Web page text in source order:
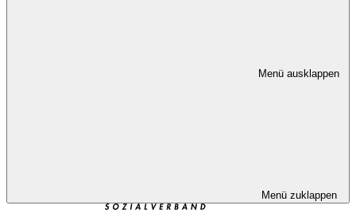
Menü ausklappen
Menü zuklappen